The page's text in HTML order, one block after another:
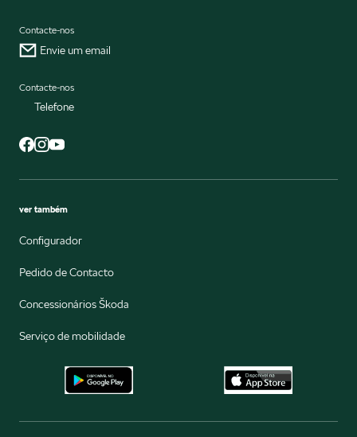
Contacte-nos
Envie um email
Contacte-nos
Telefone
ver também
Configurador
Pedido de Contacto
Concessionários Škoda
Serviço de mobilidade